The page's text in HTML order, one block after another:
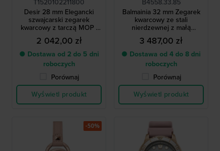
T1520102211800
Desir 28 mm Elegancki
szwajcarski zegarek
kwarcowy z tarczą MOP i
kryształkami
2 042,00 zł
● Dostawa od 2 do 5 dni
roboczych
Porównaj
Wyświetl produkt
B4558.33.85
Balmainia 32 mm Zegarek
kwarcowy ze stali
nierdzewnej z małą
sekundą i diamencikowymi
indeksami
3 487,00 zł
● Dostawa od 4 do 8 dni
roboczych
Porównaj
Wyświetl produkt
-50%